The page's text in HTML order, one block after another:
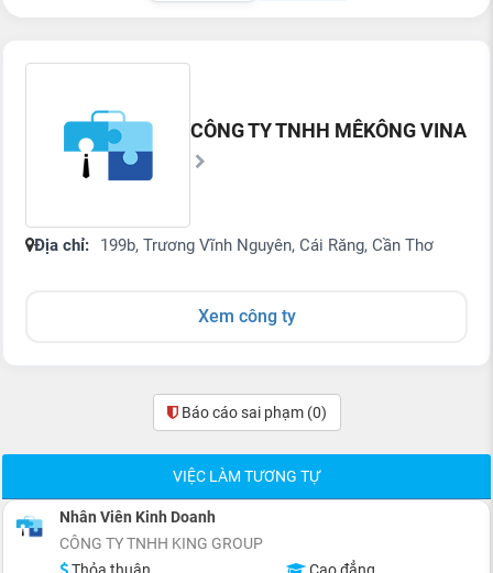
CÔNG TY TNHH MÊKÔNG VINA
Địa chỉ: 199b, Trương Vĩnh Nguyên, Cái Răng, Cần Thơ
Xem công ty
Báo cáo sai phạm (0)
VIỆC LÀM TƯƠNG TỰ
Nhân Viên Kinh Doanh
CÔNG TY TNHH KING GROUP